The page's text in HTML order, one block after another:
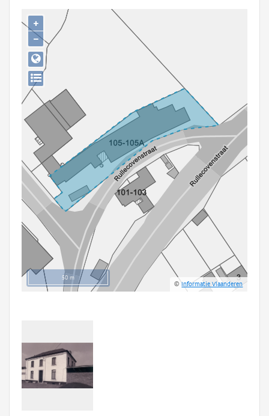
Gebeurtenis
Persoon of collectief
Downloads
Hergebruik
Aanmelden
50 m
©Informatie Vlaanderen
+
−